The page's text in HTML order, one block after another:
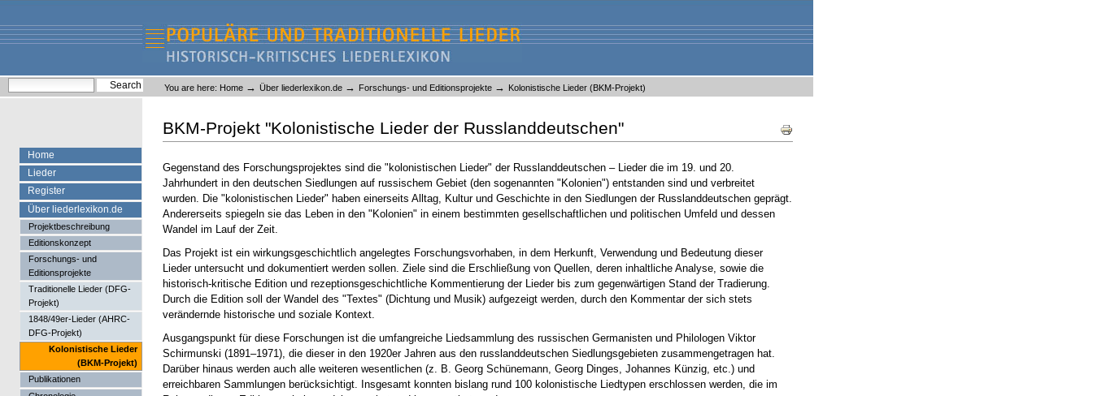
content.
navigation
Liederlexikon
Personal
tools
You are here: Home → Über liederlexikon.de → Forschungs- und Editionsprojekte → Kolonistische Lieder (BKM-Projekt)
Document
Actions
BKM-Projekt "Kolonistische Lieder der Russlanddeutschen"
Gegenstand des Forschungsprojektes sind die "kolonistischen Lieder" der Russlanddeutschen – Lieder die im 19. und 20.
Jahrhundert in den deutschen Siedlungen auf russischem Gebiet (den sogenannten "Kolonien") entstanden sind und verbreitet
wurden. Die "kolonistischen Lieder" haben einerseits Alltag, Kultur und Geschichte in den Siedlungen der Russlanddeutschen geprägt.
Andererseits spiegeln sie das Leben in den "Kolonien" in einem bestimmten gesellschaftlichen und politischen Umfeld und dessen
Wandel im Lauf der Zeit.
Das Projekt ist ein wirkungsgeschichtlich angelegtes Forschungsvorhaben, in dem Herkunft, Verwendung und Bedeutung dieser
Lieder untersucht und dokumentiert werden sollen. Ziele sind die Erschließung von Quellen, deren inhaltliche Analyse, sowie die
historisch-kritische Edition und rezeptionsgeschichtliche Kommentierung der Lieder bis zum gegenwärtigen Stand der Tradierung.
Durch die Edition soll der Wandel des "Textes" (Dichtung und Musik) aufgezeigt werden, durch den Kommentar der sich stets
verändernde historische und soziale Kontext.
Ausgangspunkt für diese Forschungen ist die umfangreiche Liedsammlung des russischen Germanisten und Philologen Viktor
Schirmunski (1891–1971), die dieser in den 1920er Jahren aus den russlanddeutschen Siedlungsgebieten zusammengetragen hat.
Darüber hinaus werden auch alle weiteren wesentlichen (z. B. Georg Schünemann, Georg Dinges, Johannes Künzig, etc.) und
erreichbaren Sammlungen berücksichtigt. Insgesamt konnten bislang rund 100 kolonistische Liedtypen erschlossen werden, die im
Home
Lieder
Register
Über liederlexikon.de
Projektbeschreibung
Editionskonzept
Forschungs- und
Editionsprojekte
Traditionelle Lieder (DFG-
Projekt)
1848/49er-Lieder (AHRC-
DFG-Projekt)
Kolonistische Lieder
(BKM-Projekt)
Publikationen